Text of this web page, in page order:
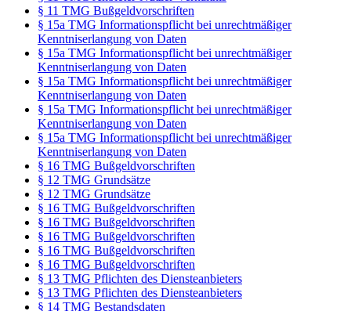
§ 11 TMG Bußgeldvorschriften
§ 15a TMG Informationspflicht bei unrechtmäßiger
Kenntniserlangung von Daten
§ 15a TMG Informationspflicht bei unrechtmäßiger
Kenntniserlangung von Daten
§ 15a TMG Informationspflicht bei unrechtmäßiger
Kenntniserlangung von Daten
§ 15a TMG Informationspflicht bei unrechtmäßiger
Kenntniserlangung von Daten
§ 15a TMG Informationspflicht bei unrechtmäßiger
Kenntniserlangung von Daten
§ 16 TMG Bußgeldvorschriften
§ 12 TMG Grundsätze
§ 12 TMG Grundsätze
§ 16 TMG Bußgeldvorschriften
§ 16 TMG Bußgeldvorschriften
§ 16 TMG Bußgeldvorschriften
§ 16 TMG Bußgeldvorschriften
§ 16 TMG Bußgeldvorschriften
§ 13 TMG Pflichten des Diensteanbieters
§ 13 TMG Pflichten des Diensteanbieters
§ 14 TMG Bestandsdaten